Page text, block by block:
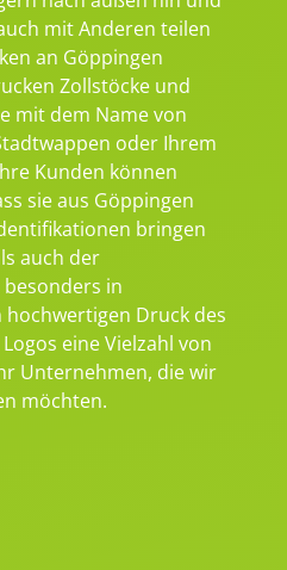
mit Anderen teilen
an Göppingen
Zollstöcke und
mit dem Name von
oder Ihrem
Kunden können
sie aus Göppingen
bringen
auch der
in
Druck des
eine Vielzahl von
Unternehmen, die wir
möchten.